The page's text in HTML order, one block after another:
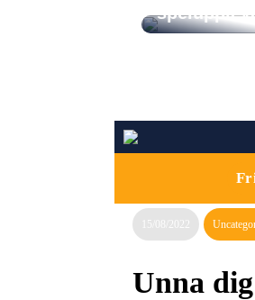
15/08/2022
Unna